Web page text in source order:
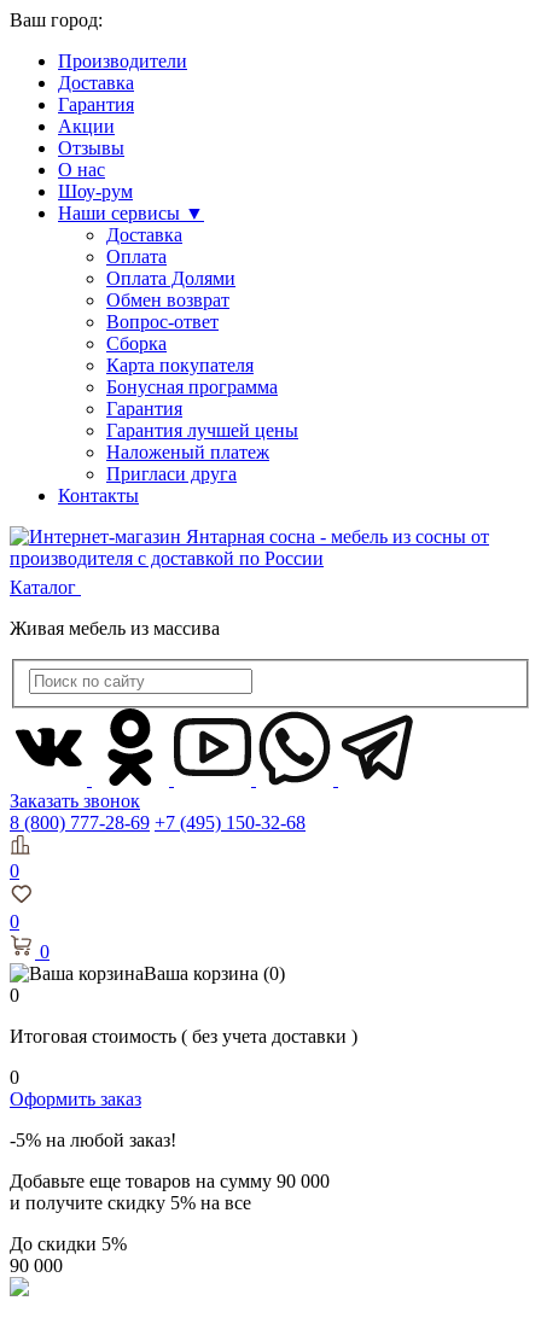
Ваш город:
Производители
Доставка
Гарантия
Акции
Отзывы
О нас
Шоу-рум
Наши сервисы ▼
Доставка
Оплата
Оплата Долями
Обмен возврат
Вопрос-ответ
Сборка
Карта покупателя
Бонусная программа
Гарантия
Гарантия лучшей цены
Наложеный платеж
Пригласи друга
Контакты
Каталог
Живая мебель из массива
Заказать звонок
8 (800) 777-28-69 +7 (495) 150-32-68
0
0
0
Ваша корзина (0)
0
Итоговая стоимость ( без учета доставки )
0
Оформить заказ
-5% на любой заказ!
Добавьте еще товаров на сумму 90 000
и получите скидку 5% на все
До скидки 5%
90 000